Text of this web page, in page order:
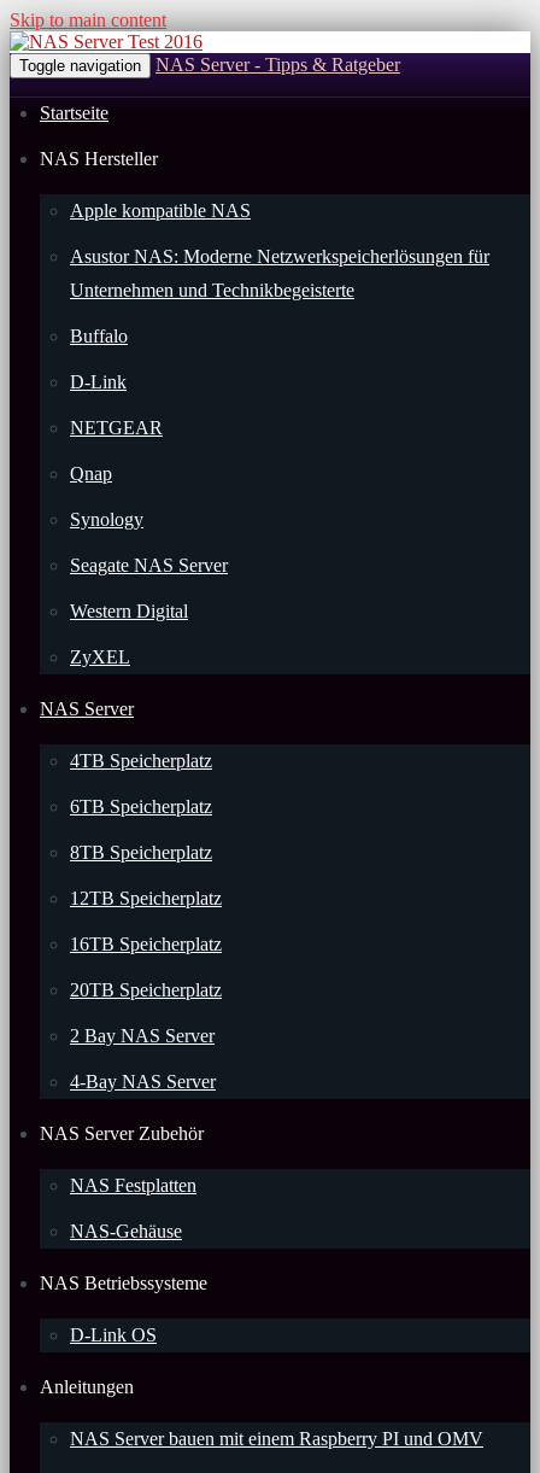
Skip to main content
Toggle navigation NAS Server - Tipps & Ratgeber
Startseite
NAS Hersteller
Apple kompatible NAS
Asustor NAS: Moderne Netzwerkspeicherlösungen für
Unternehmen und Technikbegeisterte
Buffalo
D-Link
NETGEAR
Qnap
Synology
Seagate NAS Server
Western Digital
ZyXEL
NAS Server
4TB Speicherplatz
6TB Speicherplatz
8TB Speicherplatz
12TB Speicherplatz
16TB Speicherplatz
20TB Speicherplatz
2 Bay NAS Server
4-Bay NAS Server
NAS Server Zubehör
NAS Festplatten
NAS-Gehäuse
NAS Betriebssysteme
D-Link OS
Anleitungen
NAS Server bauen mit einem Raspberry PI und OMV